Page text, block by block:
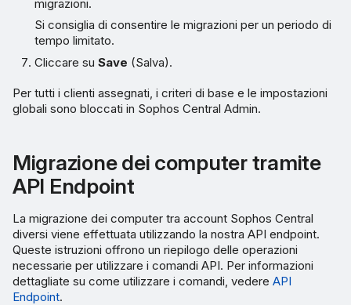
migrazioni.
Si consiglia di consentire le migrazioni per un periodo di
tempo limitato.
Cliccare suSave (Salva).
Per tutti i clienti assegnati, i criteri di base e le impostazioni
globali sono bloccati in Sophos Central Admin.
Migrazione dei computer tramite
API Endpoint
La migrazione dei computer tra account Sophos Central
diversi viene effettuata utilizzando la nostra API endpoint.
Queste istruzioni offrono un riepilogo delle operazioni
necessarie per utilizzare i comandi API. Per informazioni
dettagliate su come utilizzare i comandi, vedere API
Endpoint.